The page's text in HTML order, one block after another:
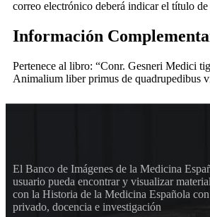
correo electrónico deberá indicar el título
Información
Pertenece al libro: “Conr. Gesneri Medici
Animalium liber primus de quadrupedibus
El Banco de Imágenes de la Medicina
usuario pueda encontrar y visualizar
con la Historia de la Medicina Española
privado, docencia e investigación